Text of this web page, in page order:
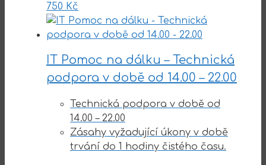
750 Kč
IT Pomoc na dálku – Technická
podpora v době od 14.00 – 22.00
Technická podpora v době od
14.00 – 22.00
Zásahy vyžadující úkony v době
trvání do 1 hodiny čistého času.